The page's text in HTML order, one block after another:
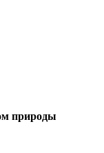
природы